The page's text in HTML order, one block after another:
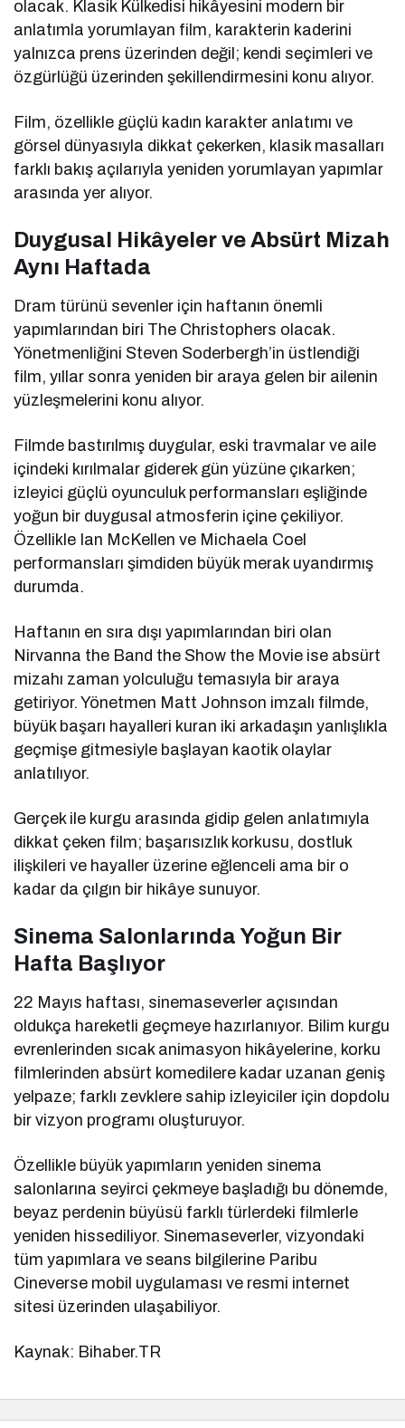
olacak. Klasik Külkedisi hikâyesini modern bir
anlatımla yorumlayan film, karakterin kaderini
yalnızca prens üzerinden değil; kendi seçimleri ve
özgürlüğü üzerinden şekillendirmesini konu alıyor.
Film, özellikle güçlü kadın karakter anlatımı ve
görsel dünyasıyla dikkat çekerken, klasik masalları
farklı bakış açılarıyla yeniden yorumlayan yapımlar
arasında yer alıyor.
Duygusal Hikâyeler ve Absürt Mizah
Aynı Haftada
Dram türünü sevenler için haftanın önemli
yapımlarından biri The Christophers olacak.
Yönetmenliğini Steven Soderbergh’in üstlendiği
film, yıllar sonra yeniden bir araya gelen bir ailenin
yüzleşmelerini konu alıyor.
Filmde bastırılmış duygular, eski travmalar ve aile
içindeki kırılmalar giderek gün yüzüne çıkarken;
izleyici güçlü oyunculuk performansları eşliğinde
yoğun bir duygusal atmosferin içine çekiliyor.
Özellikle Ian McKellen ve Michaela Coel
performansları şimdiden büyük merak uyandırmış
durumda.
Haftanın en sıra dışı yapımlarından biri olan
Nirvanna the Band the Show the Movie ise absürt
mizahı zaman yolculuğu temasıyla bir araya
getiriyor. Yönetmen Matt Johnson imzalı filmde,
büyük başarı hayalleri kuran iki arkadaşın yanlışlıkla
geçmişe gitmesiyle başlayan kaotik olaylar
anlatılıyor.
Gerçek ile kurgu arasında gidip gelen anlatımıyla
dikkat çeken film; başarısızlık korkusu, dostluk
ilişkileri ve hayaller üzerine eğlenceli ama bir o
kadar da çılgın bir hikâye sunuyor.
Sinema Salonlarında Yoğun Bir
Hafta Başlıyor
22 Mayıs haftası, sinemaseverler açısından
oldukça hareketli geçmeye hazırlanıyor. Bilim kurgu
evrenlerinden sıcak animasyon hikâyelerine, korku
filmlerinden absürt komedilere kadar uzanan geniş
yelpaze; farklı zevklere sahip izleyiciler için dopdolu
bir vizyon programı oluşturuyor.
Özellikle büyük yapımların yeniden sinema
salonlarına seyirci çekmeye başladığı bu dönemde,
beyaz perdenin büyüsü farklı türlerdeki filmlerle
yeniden hissediliyor. Sinemaseverler, vizyondaki
tüm yapımlara ve seans bilgilerine Paribu
Cineverse mobil uygulaması ve resmi internet
sitesi üzerinden ulaşabiliyor.
Kaynak: Bihaber.TR